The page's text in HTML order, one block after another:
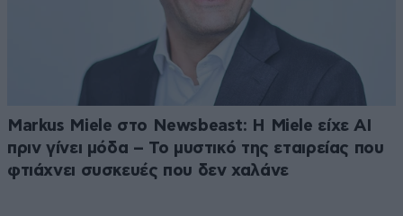
Markus Miele στο Newsbeast: Η Miele είχε AI
πριν γίνει μόδα – Το μυστικό της εταιρείας που
φτιάχνει συσκευές που δεν χαλάνε